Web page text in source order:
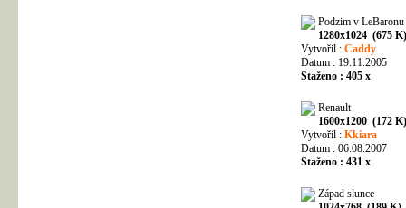
Podzim v LeBaronu
1280x1024 (675 K)
Vytvořil : Caddy
Datum : 19.11.2005
Staženo : 405 x
Renault
1600x1200 (172 K)
Vytvořil : Kkiara
Datum : 06.08.2007
Staženo : 431 x
Západ slunce